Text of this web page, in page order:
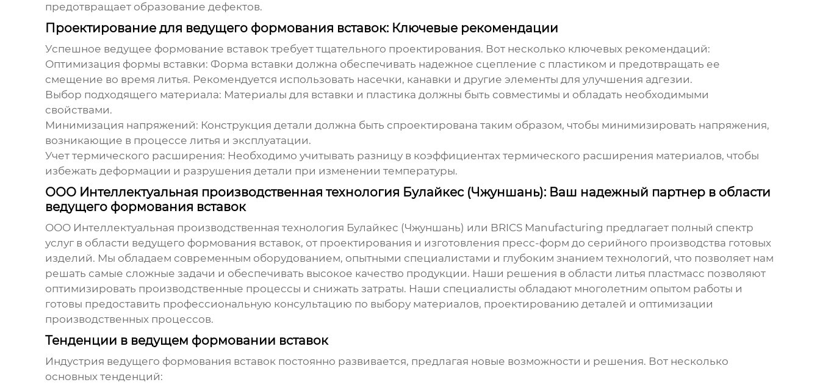
предотвращает образование дефектов.
Проектирование для ведущего формования вставок: Ключевые рекомендации
Успешное ведущее формование вставоктребует тщательного проектирования. Вот несколько ключевых рекомендаций:
Оптимизация формы вставки: Форма вставки должна обеспечивать надежное сцепление с пластиком и предотвращать ее
смещение во время литья. Рекомендуется использовать насечки, канавки и другие элементы для улучшения адгезии.
Выбор подходящего материала: Материалы для вставки и пластика должны быть совместимы и обладать необходимыми
свойствами.
Минимизация напряжений: Конструкция детали должна быть спроектирована таким образом, чтобы минимизировать напряжения,
возникающие в процессе литья и эксплуатации.
Учет термического расширения: Необходимо учитывать разницу в коэффициентах термического расширения материалов, чтобы
избежать деформации и разрушения детали при изменении температуры.
ООО Интеллектуальная производственная технология Булайкес (Чжуншань): Ваш надежный партнер в области
ведущего формования вставок
ООО Интеллектуальная производственная технология Булайкес (Чжуншань) или BRICS Manufacturing предлагает полный спектр
услуг в области ведущего формования вставок, от проектирования и изготовления пресс-форм до серийного производства готовых
изделий. Мы обладаем современным оборудованием, опытными специалистами и глубоким знанием технологий, что позволяет нам
решать самые сложные задачи и обеспечивать высокое качество продукции. Наши решения в области литья пластмасс позволяют
оптимизировать производственные процессы и снижать затраты. Наши специалисты обладают многолетним опытом работы и
готовы предоставить профессиональную консультацию по выбору материалов, проектированию деталей и оптимизации
производственных процессов.
Тенденции в ведущем формовании вставок
Индустрия ведущего формования вставокпостоянно развивается, предлагая новые возможности и решения. Вот несколько
основных тенденций: